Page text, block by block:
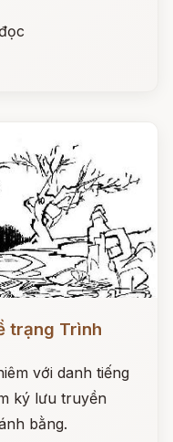
trạng Trình
với danh tiếng
ký lưu truyền
bằng.